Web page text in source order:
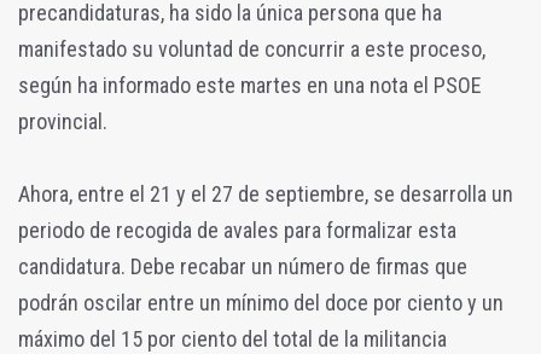
precandidaturas, ha sido la única persona que ha
manifestado su voluntad de concurrir a este proceso,
según ha informado este martes en una nota el PSOE
provincial.
Ahora, entre el 21 y el 27 de septiembre, se desarrolla un
periodo de recogida de avales para formalizar esta
candidatura. Debe recabar un número de firmas que
podrán oscilar entre un mínimo del doce por ciento y un
máximo del 15 por ciento del total de la militancia